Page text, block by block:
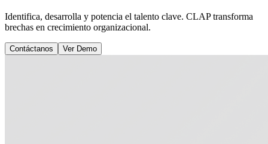
Identifica, desarrolla y potencia el talento clave. CLAP transforma
brechas en crecimiento organizacional.
Contáctanos Ver Demo